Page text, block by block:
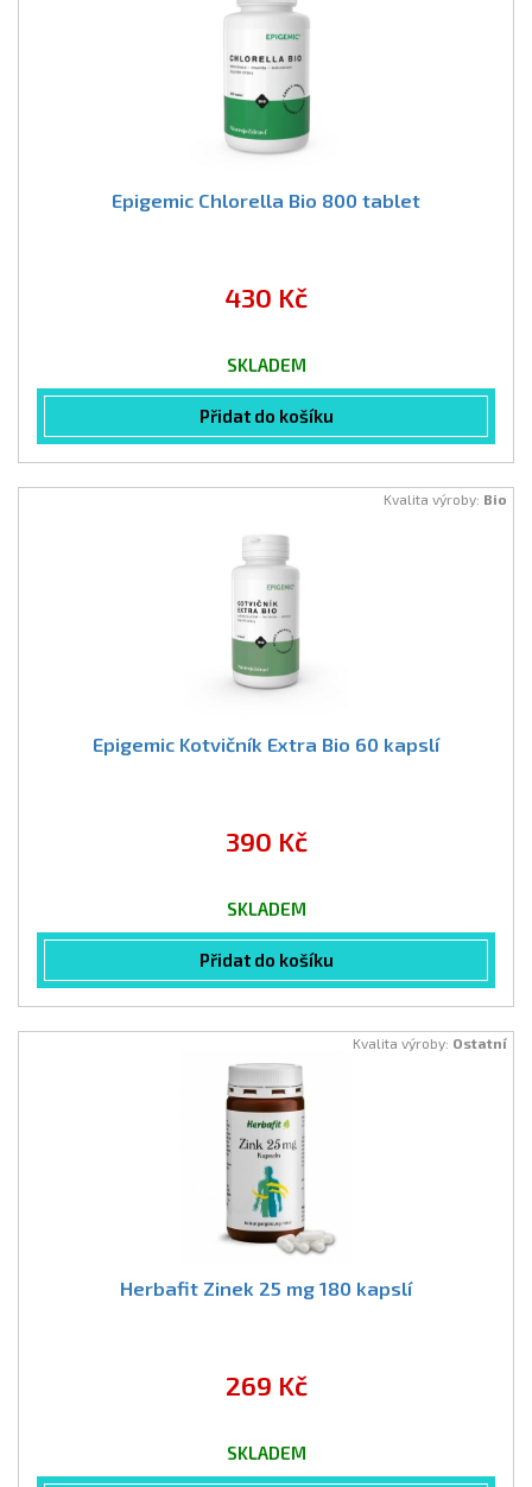
Epigemic Chlorella Bio 800 tablet
430 Kč
SKLADEM
Přidat do košíku
Kvalita výroby: Bio
Epigemic Kotvičník Extra Bio 60 kapslí
390 Kč
SKLADEM
Přidat do košíku
Kvalita výroby: Ostatní
Herbafit Zinek 25 mg 180 kapslí
269 Kč
SKLADEM